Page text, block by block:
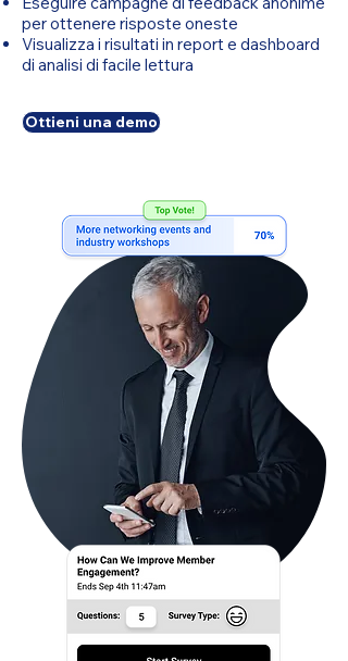
per ottenere risposte oneste
Visualizza i risultati in report e dashboard
di analisi di facile lettura
Ottieni una demo